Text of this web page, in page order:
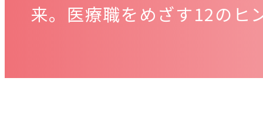
来。医療職をめざす12のヒ